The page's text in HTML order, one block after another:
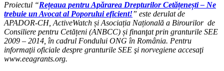
Proiectul “Rețeaua pentru Apărarea Drepturilor Cetățenești – Ne
trebuie un Avocat al Poporului eficient!” este derulat de
APADOR-CH, ActiveWatch și Asociația Națională a Birourilor de
Consiliere pentru Cetățeni (ANBCC) și finanţat prin granturile SEE
2009 – 2014, în cadrul Fondului ONG în România. Pentru
informaţii oficiale despre granturile SEE şi norvegiene accesaţi
www.eeagrants.org.